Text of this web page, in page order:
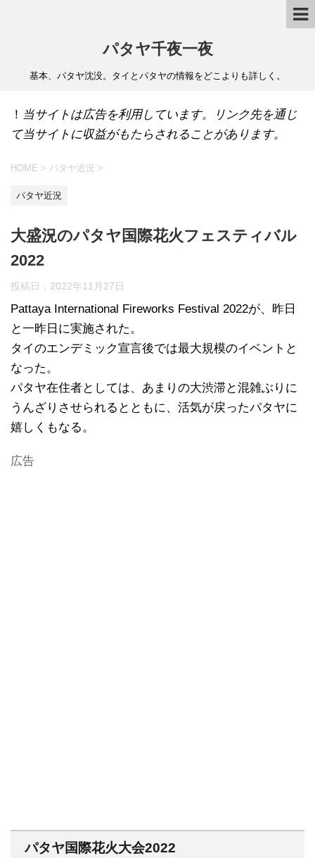
パタヤ千夜一夜
基本、パタヤ沈没。タイとパタヤの情報をどこよりも詳しく。
！ 当サイトは広告を利用しています。リンク先を通じ
て当サイトに収益がもたらされることがあります。
HOME > パタヤ近況 >
パタヤ近況
大盛況のパタヤ国際花火フェスティバル
2022
投稿日： 2022年11月27日
Pattaya International Fireworks Festival 2022が、昨日
と一昨日に実施された。
タイのエンデミック宣言後では最大規模のイベントと
なった。
パタヤ在住者としては、あまりの大渋滞と混雑ぶりに
うんざりさせられるとともに、活気が戻ったパタヤに
嬉しくもなる。
広告
パタヤ国際花火大会2022